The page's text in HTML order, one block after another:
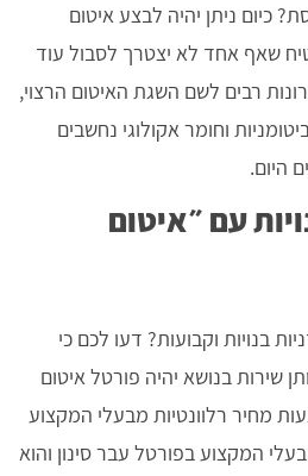
כיום ניתן יהיה לבצע איטום
שאף אחד לא יצטרך לסבול עוד
רבים לשם השגת האיטום הרצוי,
וחומר אקולוגי נחשבים
היום.
עם ״איטום
בנויות וקבועות? דעו לכם כי
שירות בנושא יהיה פורטל איטום
מחיר רלוונטיות מבעלי המקצוע
המקצוע בפורטל עבר סינון והוא